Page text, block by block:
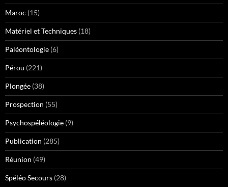
Maroc (15)
Matériel et Techniques (18)
Paléontologie (6)
Pérou (221)
Plongée (38)
Prospection (55)
Psychospéléologie (9)
Publication (285)
Réunion (49)
Spéléo Secours (28)